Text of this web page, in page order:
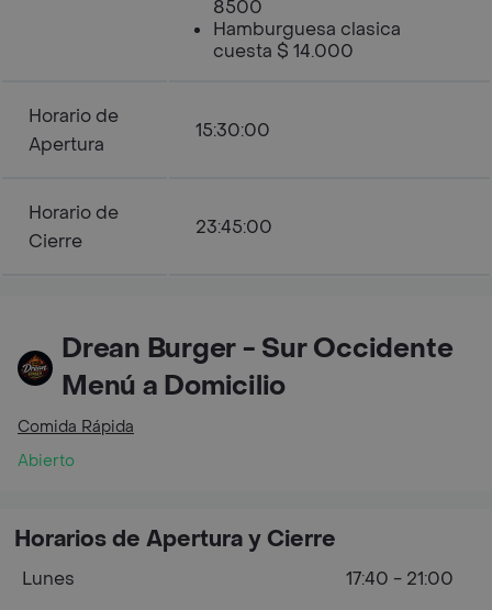
8500
Hamburguesa clasica
cuesta $ 14.000
Horario de
Apertura
15:30:00
Horario de
Cierre
23:45:00
Drean Burger - Sur Occidente
Menú a Domicilio
Comida Rápida
Abierto
Horarios de Apertura y Cierre
Lunes
17:40 - 21:00